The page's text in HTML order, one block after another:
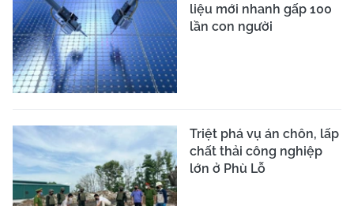
liệu mới nhanh gấp 100
lần con người
Triệt phá vụ án chôn, lấp
chất thải công nghiệp
lớn ở Phù Lỗ